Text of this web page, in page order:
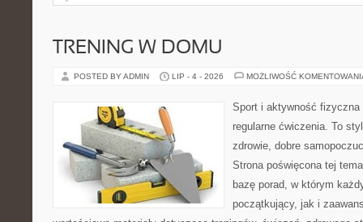
TRENING W DOMU
POSTED BY ADMIN LIP - 4 - 2026 MOŻLIWOŚĆ
Sport i aktywność
regularne ćwiczenia. To
zdrowie, dobre
Strona poświęcona tej
bazę porad, w którym
początkujący, jak i